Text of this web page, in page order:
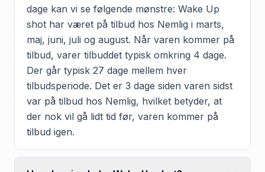
dage kan vi se følgende mønstre: Wake Up
shot har været på tilbud hos Nemlig i marts,
maj, juni, juli og august. Når varen kommer på
tilbud, varer tilbuddet typisk omkring 4 dage.
Der går typisk 27 dage mellem hver
tilbudsperiode. Det er 3 dage siden varen sidst
var på tilbud hos Nemlig, hvilket betyder, at
der nok vil gå lidt tid før, varen kommer på
tilbud igen.